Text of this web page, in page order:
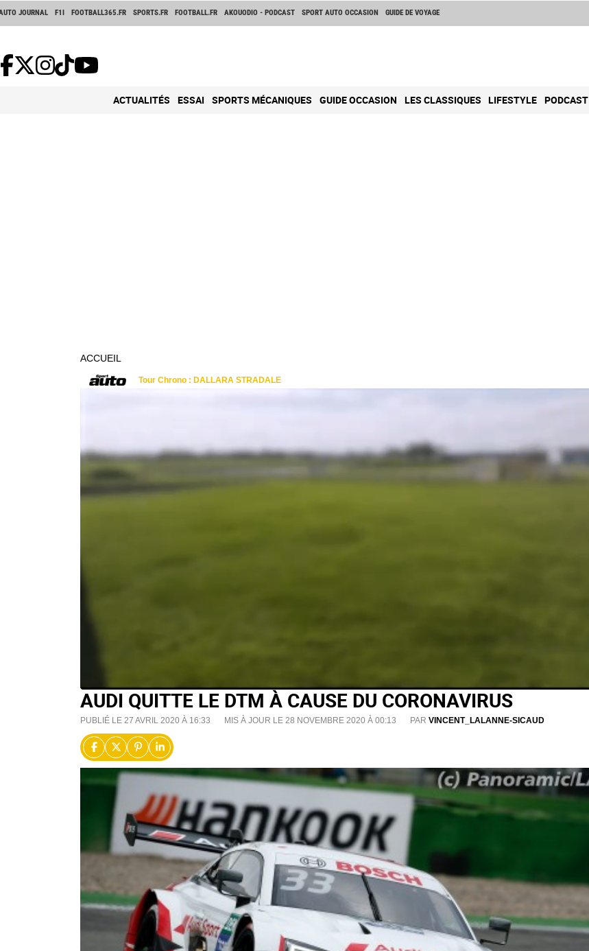
JOURNAL F1I FOOTBALL365.FR SPORTS.FR FOOTBALL.FR AKOUODIO - PODCAST SPORT AUTO OCCASION GUIDE DE VOYAGE
ACTUALITÉS ESSAI SPORTS MÉCANIQUES GUIDE OCCASION LES CLASSIQUES LIFESTYLE PODCAST
ACCUEIL
AUDI QUITTE LE DTM À CAUSE DU CORONAVIRUS
PUBLIÉ LE 27 AVRIL 2020 À 16:33 MIS À JOUR LE 28 NOVEMBRE 2020 À 00:13 PAR VINCENT_LALANNE-SICAUD